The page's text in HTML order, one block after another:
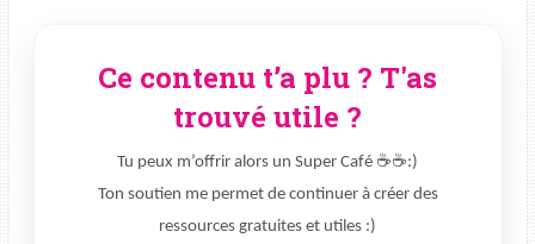
Ce contenu t’a plu ? T'as
trouvé utile ?
Tu peux m’offrir alors un Super Café ☕☕:)
Ton soutien me permet de continuer à créer des
ressources gratuites et utiles :)